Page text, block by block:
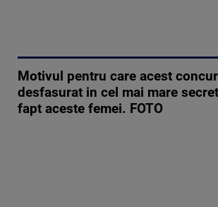
Motivul pentru care acest
desfasurat in cel mai mare
fapt aceste femei. FOTO